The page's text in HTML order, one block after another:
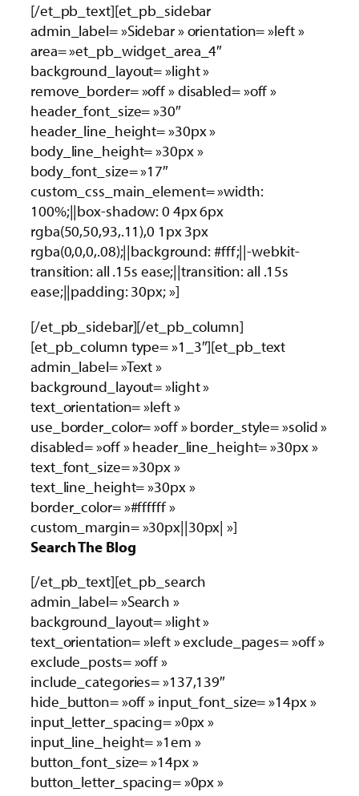
[/et_pb_text][et_pb_sidebar
admin_label= »Sidebar » orientation= »left »
area= »et_pb_widget_area_4″
background_layout= »light »
remove_border= »off » disabled= »off »
header_font_size= »30″
header_line_height= »30px »
body_line_height= »30px »
body_font_size= »17″
custom_css_main_element= »width:
100%;||box-shadow: 0 4px 6px
rgba(50,50,93,.11),0 1px 3px
rgba(0,0,0,.08);||background: #fff;||-webkit-
transition: all .15s ease;||transition: all .15s
ease;||padding: 30px; »]
[/et_pb_sidebar][/et_pb_column]
[et_pb_column type= »1_3″][et_pb_text
admin_label= »Text »
background_layout= »light »
text_orientation= »left »
use_border_color= »off » border_style= »solid »
disabled= »off » header_line_height= »30px »
text_font_size= »30px »
text_line_height= »30px »
border_color= »#ffffff »
custom_margin= »30px||30px| »]
Search The Blog
[/et_pb_text][et_pb_search
admin_label= »Search »
background_layout= »light »
text_orientation= »left » exclude_pages= »off »
exclude_posts= »off »
include_categories= »137,139″
hide_button= »off » input_font_size= »14px »
input_letter_spacing= »0px »
input_line_height= »1em »
button_font_size= »14px »
button_letter_spacing= »0px »